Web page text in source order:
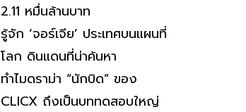
2.11 หมื่นล้านบาท
รู้จัก ‘จอร์เจีย’ ประเทศบนแผนที่
โลก ดินแดนที่น่าค้นหา
ทำไมดราม่า “นักบิด” ของ
CLICX ถึงเป็นบททดสอบใหญ่